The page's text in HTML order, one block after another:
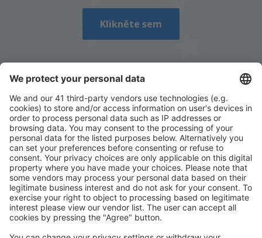
Klikněte sem
Stáhněte si naši aplikacia plánujte své cesty
pohodlně